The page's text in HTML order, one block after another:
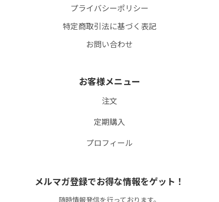
匿名
指先までちょうどよくフィッ
トして、とても快適です！足
首の冷えが気になっていたの
トしたいと思います！s素敵
いました！これからも応援し
07/04/2026
プライバシーポリシー
特定商取引法に基づく表記
お問い合わせ
お客様メニュー
注文
定期購入
プロフィール
メルマガ登録でお得な情報をゲット！
随時情報発信を行っております。